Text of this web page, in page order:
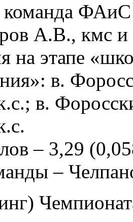
команда
А.В., кмс
на этапе
в.
в.
– 3,29
–